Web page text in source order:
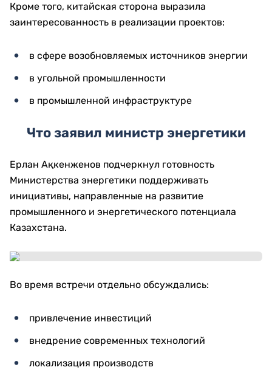
Кроме того, китайская сторона выразила
заинтересованность в реализации проектов:
в сфере возобновляемых источников энергии
в угольной промышленности
в промышленной инфраструктуре
Что заявил министр энергетики
Ерлан Ақкенженов подчеркнул готовность
Министерства энергетики поддерживать
инициативы, направленные на развитие
промышленного и энергетического потенциала
Казахстана.
Во время встречи отдельно обсуждались:
привлечение инвестиций
внедрение современных технологий
локализация производств